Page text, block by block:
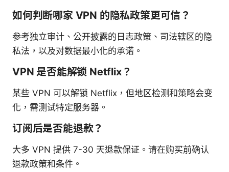
如何判断哪家 VPN 的隐私政策更可信？
参考独立审计、公开披露的日志政策、司法辖区的隐
私法，以及对数据最小化的承诺。
VPN 是否能解锁 Netflix？
某些 VPN 可以解锁 Netflix，但地区检测和策略会变
化，需测试特定服务器。
订阅后是否能退款？
大多 VPN 提供 7-30 天退款保证。请在购买前确认
退款政策和条件。